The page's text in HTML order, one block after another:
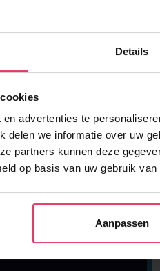
Details
advertenties te
delen we informatie over uw
partners kunnen deze
op basis van uw gebruik
Aanpassen